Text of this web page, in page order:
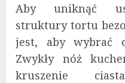
Aby uniknąć
struktury tortu
jest, aby wybrać
Zwykły nóż
kruszenie